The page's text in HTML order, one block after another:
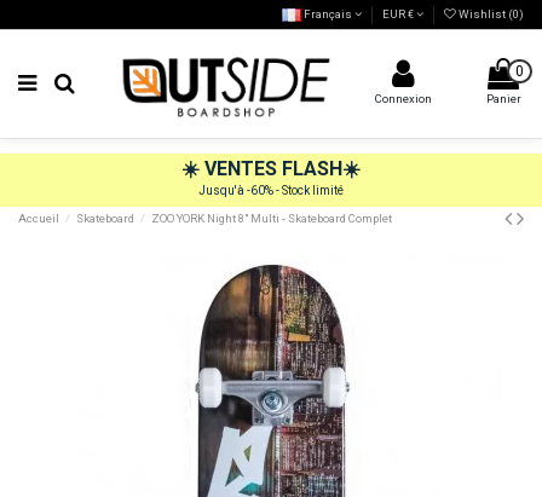
Français EUR € Wishlist (0)
Connexion
0
Panier
☀️ VENTES FLASH☀️
Jusqu'à -60% - Stock limité
Accueil Skateboard ZOO YORK Night 8" Multi - Skateboard Complet